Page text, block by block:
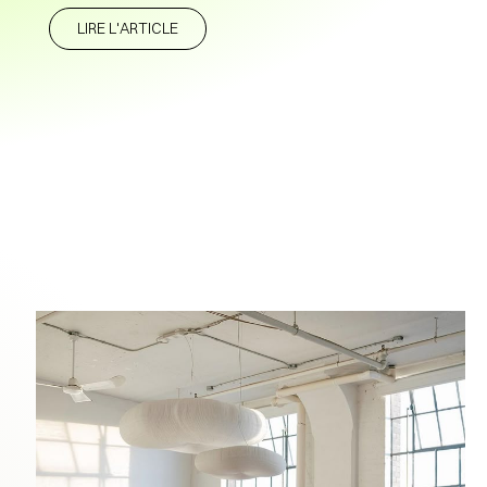
LIRE L'ARTICLE